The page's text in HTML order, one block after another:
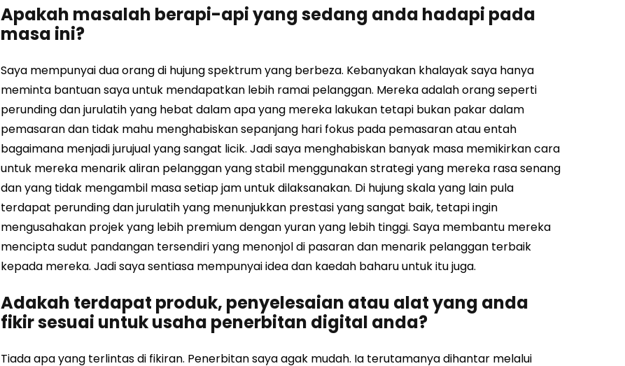
Apakah masalah berapi-api yang sedang anda hadapi pada
masa ini?
Saya mempunyai dua orang di hujung spektrum yang berbeza. Kebanyakan khalayak saya hanya
meminta bantuan saya untuk mendapatkan lebih ramai pelanggan. Mereka adalah orang seperti
perunding dan jurulatih yang hebat dalam apa yang mereka lakukan tetapi bukan pakar dalam
pemasaran dan tidak mahu menghabiskan sepanjang hari fokus pada pemasaran atau entah
bagaimana menjadi jurujual yang sangat licik. Jadi saya menghabiskan banyak masa memikirkan cara
untuk mereka menarik aliran pelanggan yang stabil menggunakan strategi yang mereka rasa senang
dan yang tidak mengambil masa setiap jam untuk dilaksanakan. Di hujung skala yang lain pula
terdapat perunding dan jurulatih yang menunjukkan prestasi yang sangat baik, tetapi ingin
mengusahakan projek yang lebih premium dengan yuran yang lebih tinggi. Saya membantu mereka
mencipta sudut pandangan tersendiri yang menonjol di pasaran dan menarik pelanggan terbaik
kepada mereka. Jadi saya sentiasa mempunyai idea dan kaedah baharu untuk itu juga.
Adakah terdapat produk, penyelesaian atau alat yang anda
fikir sesuai untuk usaha penerbitan digital anda?
Tiada apa yang terlintas di fikiran. Penerbitan saya agak mudah. ​​Ia terutamanya dihantar melalui